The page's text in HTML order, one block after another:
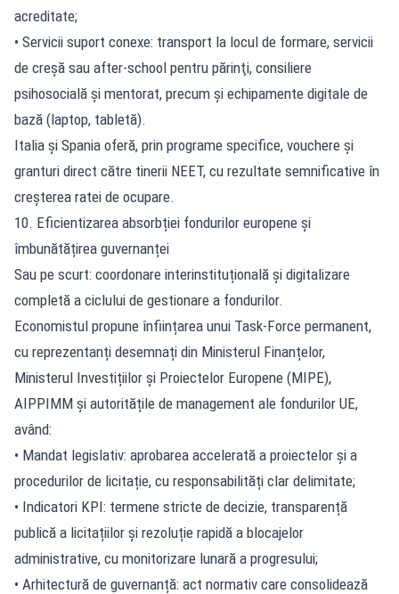
acreditate;
• Servicii suport conexe: transport la locul de formare, servicii
de creşă sau after-school pentru părinţi, consiliere
psihosocială şi mentorat, precum şi echipamente digitale de
bază (laptop, tabletă).
Italia și Spania oferă, prin programe specifice, vouchere şi
granturi direct către tinerii NEET, cu rezultate semnificative în
creşterea ratei de ocupare.
10. Eficientizarea absorbției fondurilor europene și
îmbunătățirea guvernanței
Sau pe scurt: coordonare interinstituțională și digitalizare
completă a ciclului de gestionare a fondurilor.
Economistul propune înființarea unui Task-Force permanent,
cu reprezentanți desemnați din Ministerul Finanțelor,
Ministerul Investițiilor și Proiectelor Europene (MIPE),
AIPPIMM și autoritățile de management ale fondurilor UE,
având:
• Mandat legislativ: aprobarea accelerată a proiectelor şi a
procedurilor de licitație, cu responsabilități clar delimitate;
• Indicatori KPI: termene stricte de decizie, transparență
publică a licitațiilor și rezoluție rapidă a blocajelor
administrative, cu monitorizare lunară a progresului;
• Arhitectură de guvernanță: act normativ care consolidează